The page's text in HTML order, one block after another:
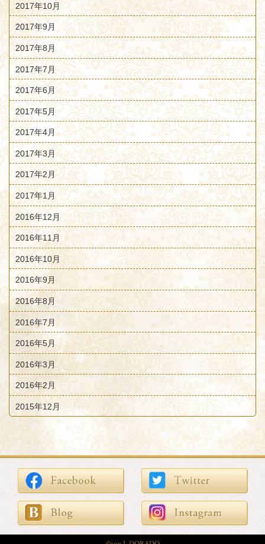
2017年10月
2017年9月
2017年8月
2017年7月
2017年6月
2017年5月
2017年4月
2017年3月
2017年2月
2017年1月
2016年12月
2016年11月
2016年10月
2016年9月
2016年8月
2016年7月
2016年5月
2016年3月
2016年2月
2015年12月